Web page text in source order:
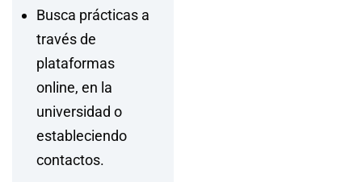
Busca prácticas a
través de
plataformas
online, en la
universidad o
estableciendo
contactos.